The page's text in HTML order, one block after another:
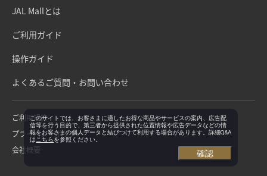
JAL Mallとは
ご利用ガイド
操作ガイド
よくあるご質問・お問い合わせ
ご利用規約
プライバシーポリシー
会社概要
このサイトでは、お客さまに適したお得な商品やサービスの案内、広告配
信等を行う目的で、第三者から提供された位置情報や広告データなどの情
報をお客さまの個人データと結びつけて利用する場合があります。詳細Q&A
は こちらを参照ください。
確認